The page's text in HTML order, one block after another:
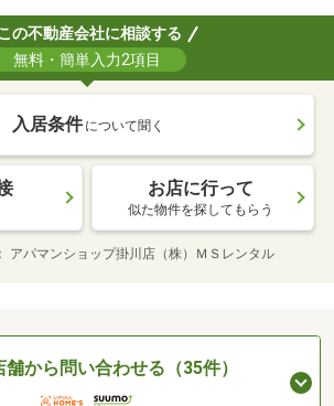
の不動産会社に相談する
無料・簡単入力2項目
入居条件 について聞く
お店に行って
似た物件を探してもらう
アパマンショップ掛川店（株）ＭＳレンタル
舗から問い合わせる（35件）